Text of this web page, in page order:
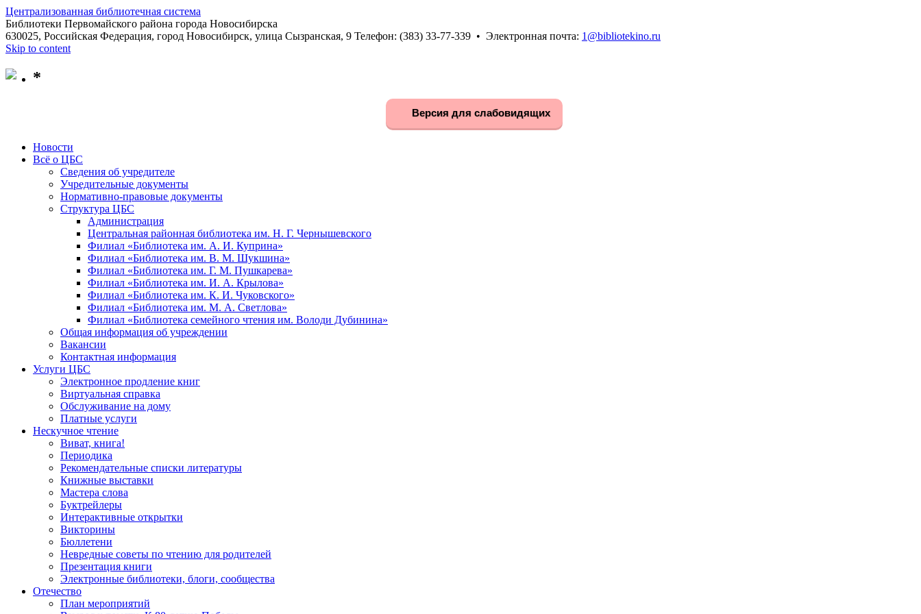
Централизованная библиотечная система
Библиотеки Первомайского района города Новосибирска
630025, Российская Федерация, город Новосибирск, улица Сызранская, 9 Телефон: (383) 33-77-339 • Электронная почта: 1@bibliotekino.ru
Skip to content
*
Версия для слабовидящих
Новости
Всё о ЦБС
Сведения об учредителе
Учредительные документы
Нормативно-правовые документы
Структура ЦБС
Администрация
Центральная районная библиотека им. Н. Г. Чернышевского
Филиал «Библиотека им. А. И. Куприна»
Филиал «Библиотека им. В. М. Шукшина»
Филиал «Библиотека им. Г. М. Пушкарева»
Филиал «Библиотека им. И. А. Крылова»
Филиал «Библиотека им. К. И. Чуковского»
Филиал «Библиотека им. М. А. Светлова»
Филиал «Библиотека семейного чтения им. Володи Дубинина»
Общая информация об учреждении
Вакансии
Контактная информация
Услуги ЦБС
Электронное продление книг
Виртуальная справка
Обслуживание на дому
Платные услуги
Нескучное чтение
Виват, книга!
Периодика
Рекомендательные списки литературы
Книжные выставки
Мастера слова
Буктрейлеры
Интерактивные открытки
Викторины
Бюллетени
Невредные советы по чтению для родителей
Презентация книги
Электронные библиотеки, блоги, сообщества
Отечество
План мероприятий